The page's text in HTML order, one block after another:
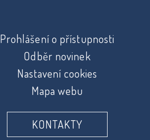
Prohlášení o přístupnosti
Odběr novinek
Nastavení cookies
Mapa webu
KONTAKTY